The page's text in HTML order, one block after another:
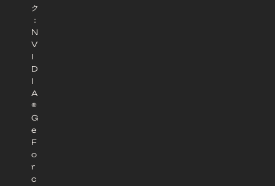
ク
：
N
V
I
D
I
A
®
G
e
F
o
r
c